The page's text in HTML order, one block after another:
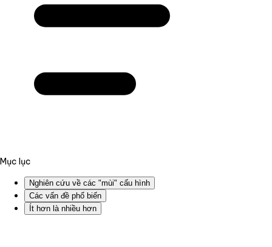
Mục lục
Nghiên cứu về các "mùi" cấu hình
Các vấn đề phổ biến
Ít hơn là nhiều hơn